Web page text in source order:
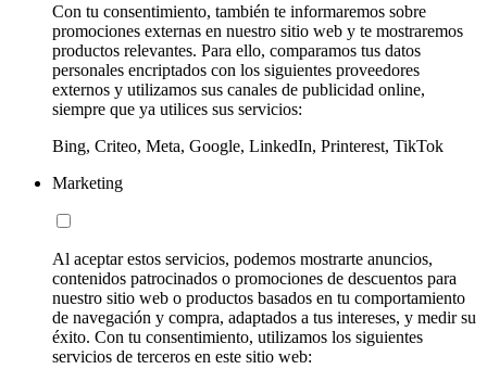
Con tu consentimiento, también te informaremos sobre
promociones externas en nuestro sitio web y te mostraremos
productos relevantes. Para ello, comparamos tus datos
personales encriptados con los siguientes proveedores
externos y utilizamos sus canales de publicidad online,
siempre que ya utilices sus servicios:
Bing, Criteo, Meta, Google, LinkedIn, Printerest, TikTok
Marketing
Al aceptar estos servicios, podemos mostrarte anuncios,
contenidos patrocinados o promociones de descuentos para
nuestro sitio web o productos basados en tu comportamiento
de navegación y compra, adaptados a tus intereses, y medir su
éxito. Con tu consentimiento, utilizamos los siguientes
servicios de terceros en este sitio web: